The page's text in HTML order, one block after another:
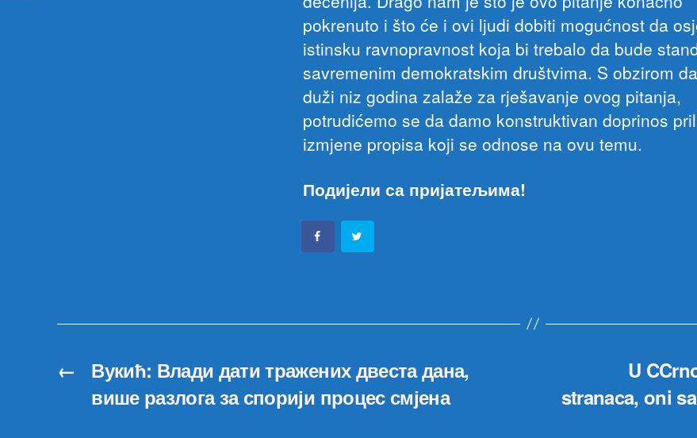
pokrenuto i što će i ovi ljudi dobiti mogućnost da
istinsku ravnopravnost koja bi trebalo da bude
savremenim demokratskim društvima. S obzirom
duži niz godina zalaže za rješavanje ovog pitanja,
potrudićemo se da damo konstruktivan doprinos
izmjene propisa koji se odnose na ovu temu.
Подијели са пријатељима!
←
Вукић: Влади дати тражених двеста дана,
више разлога за спорији процес смјена
U
stranaca, oni